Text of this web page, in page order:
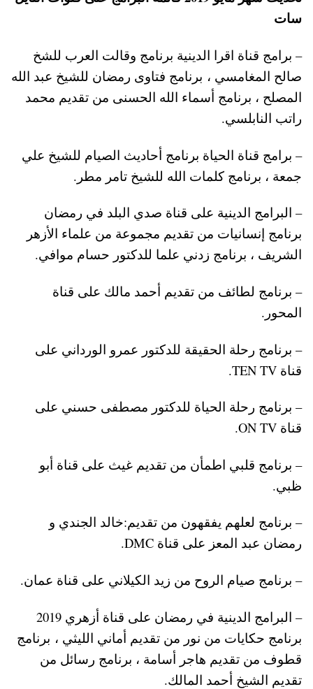
سات
– برامج قناة اقرا الدينية برنامج وقالت العرب للشخ
صالح المغامسي ، برنامج فتاوى رمضان للشيخ عبد الله
المصلح ، برنامج أسماء الله الحسنى من تقديم محمد
راتب النابلسي.
– برامج قناة الحياة برنامج أحاديث الصيام للشيخ علي
جمعة ، برنامج كلمات الله للشيخ تامر مطر.
– البرامج الدينية على قناة صدي البلد في رمضان
برنامج إنسانيات من تقديم مجموعة من علماء الأزهر
الشريف ، برنامج زدني علما للدكتور حسام موافي.
– برنامج لطائف من تقديم أحمد مالك على قناة
المحور.
– برنامج رحلة الحقيقة للدكتور عمرو الورداني على
قناة TEN TV.
– برنامج رحلة الحياة للدكتور مصطفى حسني على
قناة ON TV.
– برنامج قلبي اطمأن من تقديم غيث على قناة أبو
ظبي.
– برنامج لعلهم يفقهون من تقديم:خالد الجندي و
رمضان عبد المعز على قناة DMC.
– برنامج صيام الروح من زيد الكيلاني على قناة عمان.
– البرامج الدينية في رمضان على قناة أزهري 2019
برنامج حكايات من نور من تقديم أماني الليثي ، برنامج
قطوف من تقديم هاجر أسامة ، برنامج رسائل من
تقديم الشيخ أحمد المالك.